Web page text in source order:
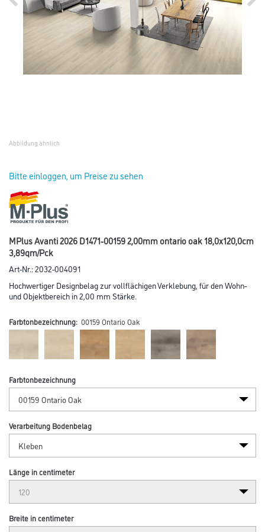
Abbildung ähnlich
Bitte einloggen, um Preise zu sehen
MPlus Avanti 2026 D1471-00159 2,00mm ontario oak 18,0x120,0cm
3,89qm/Pck
Art-Nr.:2032-004091
Hochwertiger Designbelag zur vollflächigen Verklebung, für den Wohn-
und Objektbereich in 2,00 mm Stärke.
Farbtonbezeichnung: 00159 Ontario Oak
Farbtonbezeichnung
Verarbeitung Bodenbelag
Länge in centimeter
Breite in centimeter